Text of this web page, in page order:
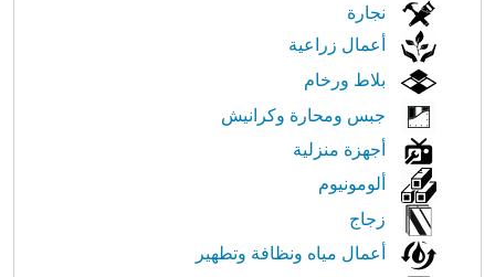
نجارة
أعمال زراعية
بلاط ورخام
جبس ومحارة وكرانيش
أجهزة منزلية
ألومونيوم
زجاج
أعمال مياه ونظافة وتطهير